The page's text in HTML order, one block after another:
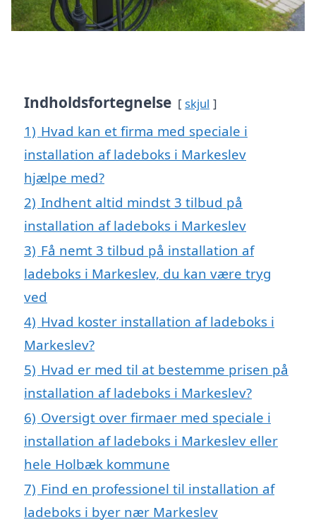
Indholdsfortegnelse skjul
1) Hvad kan et firma med speciale i
installation af ladeboks i Markeslev
hjælpe med?
2) Indhent altid mindst 3 tilbud på
installation af ladeboks i Markeslev
3) Få nemt 3 tilbud på installation af
ladeboks i Markeslev, du kan være tryg
ved
4) Hvad koster installation af ladeboks i
Markeslev?
5) Hvad er med til at bestemme prisen på
installation af ladeboks i Markeslev?
6) Oversigt over firmaer med speciale i
installation af ladeboks i Markeslev eller
hele Holbæk kommune
7) Find en professionel til installation af
ladeboks i byer nær Markeslev